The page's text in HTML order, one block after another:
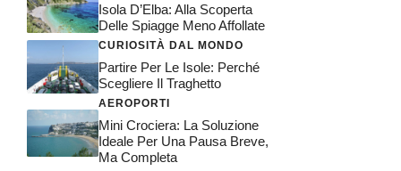
Isola D’Elba: Alla Scoperta
Delle Spiagge Meno Affollate
CURIOSITÀ DAL MONDO
Partire Per Le Isole: Perché
Scegliere Il Traghetto
AEROPORTI
Mini Crociera: La Soluzione
Ideale Per Una Pausa Breve,
Ma Completa